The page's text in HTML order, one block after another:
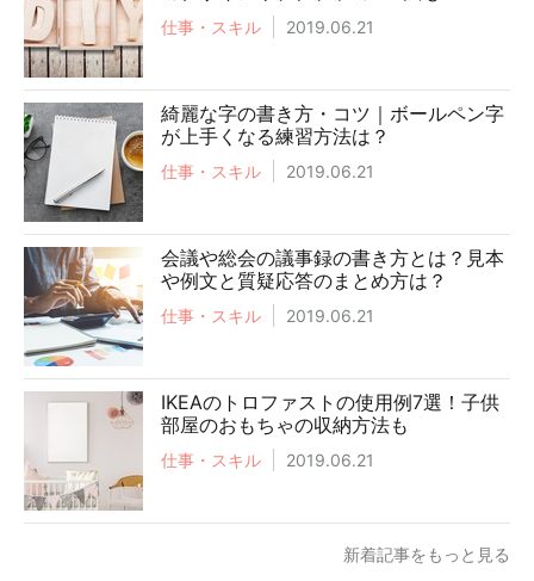
仕事・スキル 2019.06.21
綺麗な字の書き方・コツ｜ボールペン字
が上手くなる練習方法は？
仕事・スキル 2019.06.21
会議や総会の議事録の書き方とは？見本
や例文と質疑応答のまとめ方は？
仕事・スキル 2019.06.21
IKEAのトロファストの使用例7選！子供
部屋のおもちゃの収納方法も
仕事・スキル 2019.06.21
新着記事をもっと見る